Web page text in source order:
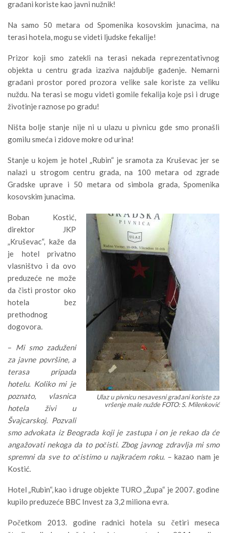
građani koriste kao javni nužnik!
Na samo 50 metara od Spomenika kosovskim junacima, na
terasi hotela, mogu se videti ljudske fekalije!
Prizor koji smo zatekli na terasi nekada reprezentativnog
objekta u centru grada izaziva najdublje gađenje. Nemarni
građani prostor pored prozora velike sale koriste za veliku
nuždu. Na terasi se mogu videti gomile fekalija koje psi i druge
životinje raznose po gradu!
Ništa bolje stanje nije ni u ulazu u pivnicu gde smo pronašli
gomilu smeća i zidove mokre od urina!
Stanje u kojem je hotel „Rubin“ je sramota za Kruševac jer se
nalazi u strogom centru grada, na 100 metara od zgrade
Gradske uprave i 50 metara od simbola grada, Spomenika
kosovskim junacima.
Ulaz u pivnicu nesavesni građani koriste za
vršenje male nužde FOTO: S. Milenković
Boban Kostić,
direktor JKP
„Kruševac“, kaže da
je hotel privatno
vlasništvo i da ovo
preduzeće ne može
da čisti prostor oko
hotela bez
prethodnog
dogovora.
– Mi smo zaduženi
za javne površine, a
terasa pripada
hotelu. Koliko mi je
poznato, vlasnica
hotela živi u
Švajcarskoj. Pozvali
smo advokata iz Beograda koji je zastupa i on je rekao da će
angažovati nekoga da to počisti. Zbog javnog zdravlja mi smo
spremni da sve to očistimo u najkraćem roku. – kazao nam je
Kostić.
Hotel „Rubin“, kao i druge objekte TURO „Župa“ je 2007. godine
kupilo preduzeće BBC Invest za 3,2 miliona evra.
Početkom 2013. godine radnici hotela su četiri meseca